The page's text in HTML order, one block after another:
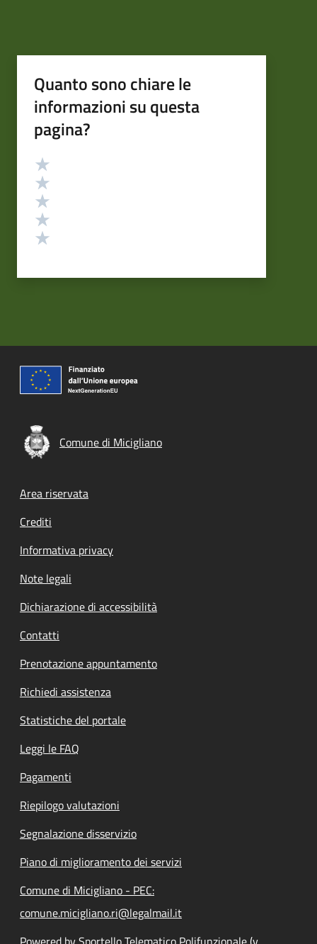
Quanto sono chiare le
informazioni su questa
pagina?
Valutazione
Comune di Micigliano
Footer menu
Area riservata
Crediti
Informativa privacy
Note legali
Dichiarazione di accessibilità
Contatti
Prenotazione appuntamento
Richiedi assistenza
Statistiche del portale
Leggi le FAQ
Pagamenti
Riepilogo valutazioni
Segnalazione disservizio
Piano di miglioramento dei servizi
Comune di Micigliano - PEC:
comune.micigliano.ri@legalmail.it